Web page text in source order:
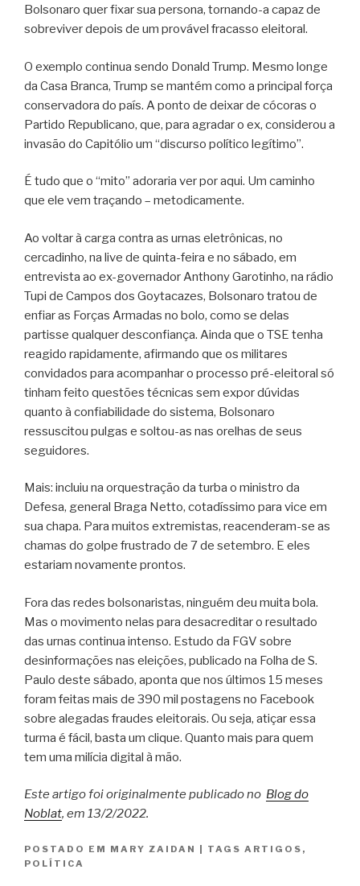
Bolsonaro quer fixar sua persona, tornando-a capaz de
sobreviver depois de um provável fracasso eleitoral.
O exemplo continua sendo Donald Trump. Mesmo longe
da Casa Branca, Trump se mantém como a principal força
conservadora do país. A ponto de deixar de cócoras o
Partido Republicano, que, para agradar o ex, considerou a
invasão do Capitólio um “discurso político legítimo”.
É tudo que o “mito” adoraria ver por aqui. Um caminho
que ele vem traçando – metodicamente.
Ao voltar à carga contra as urnas eletrônicas, no
cercadinho, na live de quinta-feira e no sábado, em
entrevista ao ex-governador Anthony Garotinho, na rádio
Tupi de Campos dos Goytacazes, Bolsonaro tratou de
enfiar as Forças Armadas no bolo, como se delas
partisse qualquer desconfiança. Ainda que o TSE tenha
reagido rapidamente, afirmando que os militares
convidados para acompanhar o processo pré-eleitoral só
tinham feito questões técnicas sem expor dúvidas
quanto à confiabilidade do sistema, Bolsonaro
ressuscitou pulgas e soltou-as nas orelhas de seus
seguidores.
Mais: incluiu na orquestração da turba o ministro da
Defesa, general Braga Netto, cotadíssimo para vice em
sua chapa. Para muitos extremistas, reacenderam-se as
chamas do golpe frustrado de 7 de setembro. E eles
estariam novamente prontos.
Fora das redes bolsonaristas, ninguém deu muita bola.
Mas o movimento nelas para desacreditar o resultado
das urnas continua intenso. Estudo da FGV sobre
desinformações nas eleições, publicado na Folha de S.
Paulo deste sábado, aponta que nos últimos 15 meses
foram feitas mais de 390 mil postagens no Facebook
sobre alegadas fraudes eleitorais. Ou seja, atiçar essa
turma é fácil, basta um clique. Quanto mais para quem
tem uma milícia digital à mão.
Este artigo foi originalmente publicado no Blog do
Noblat, em 13/2/2022.
POSTADO EM MARY ZAIDAN | TAGS ARTIGOS ,
POLÍTICA